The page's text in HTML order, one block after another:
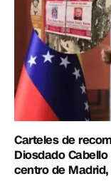
Carteles de
Diosdado
centro de